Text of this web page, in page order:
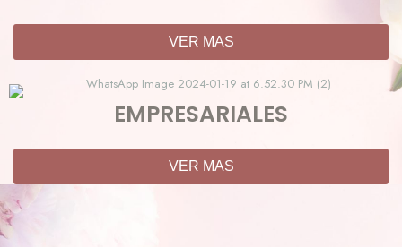
VER MAS
EMPRESARIALES
VER MAS